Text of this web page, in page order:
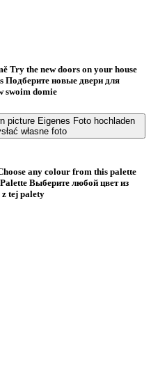
Try the new doors on your house
Подберите новые двери для
swoim domie
picture Eigenes Foto hochladen
własne foto
any colour from this palette
Bыберите любой цвет из
tej palety